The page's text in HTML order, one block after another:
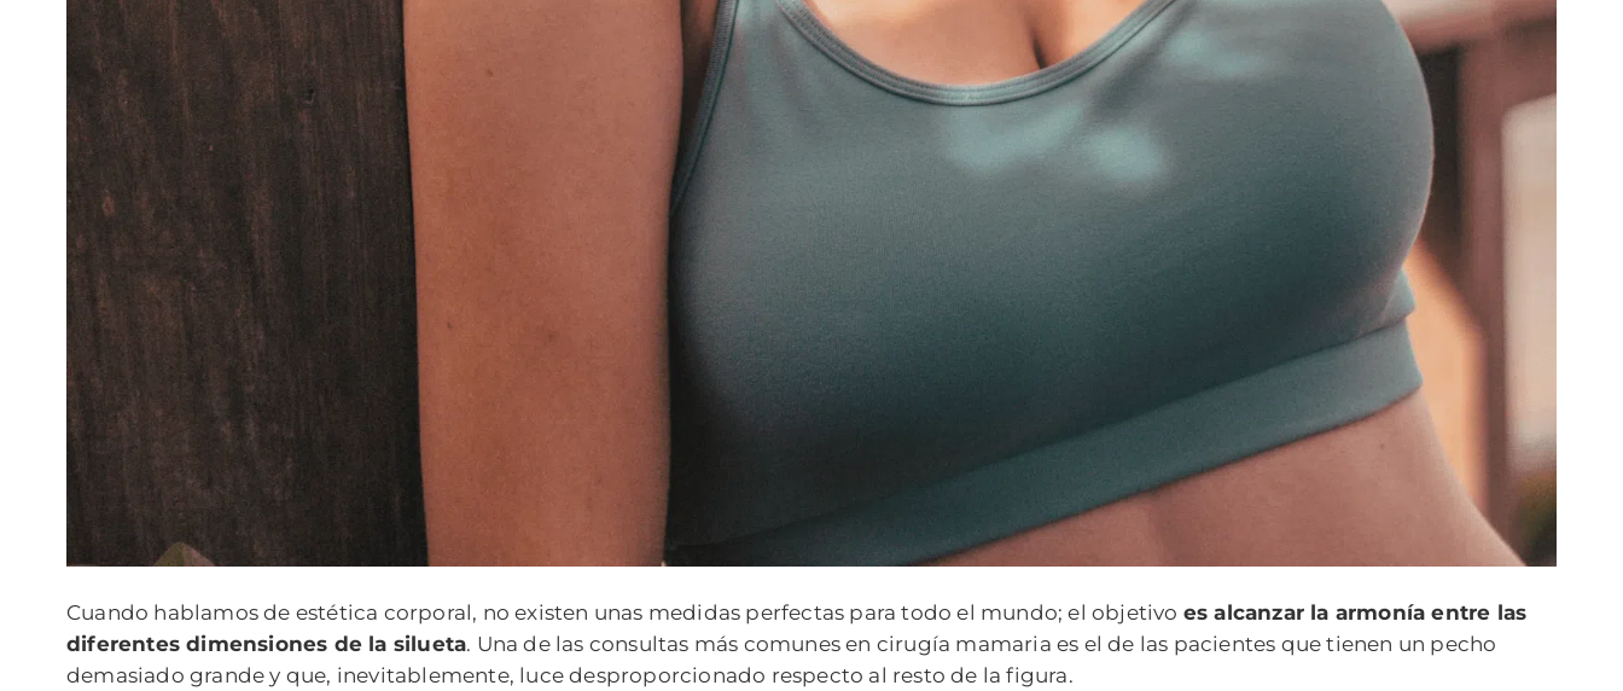
Cuando hablamos de estética corporal, no existen unas medidas perfectas para todo el mundo; el objetivo es alcanzar la armonía entre las
diferentes dimensiones de la silueta. Una de las consultas más comunes en cirugía mamaria es el de las pacientes que tienen un pecho
demasiado grande y que, inevitablemente, luce desproporcionado respecto al resto de la figura.